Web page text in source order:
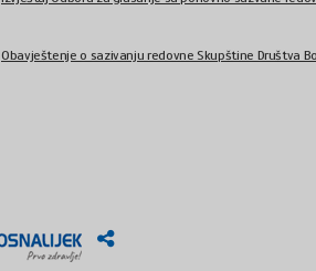
Obavještenje o sazivanju redovne Skupštine Društva